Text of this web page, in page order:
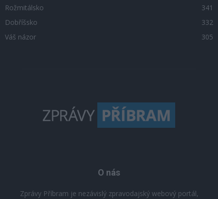
Rožmitálsko
341
Dobříšsko
332
Váš názor
305
O nás
Zprávy Příbram je nezávislý zpravodajský webový portál,